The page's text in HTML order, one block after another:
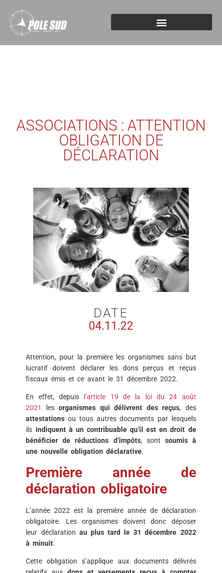
ASSOCIATIONS : ATTENTION
OBLIGATION DE
DÉCLARATION
DATE
04.11.22
Attention, pour la première les organismes sans but
lucratif doivent déclarer les dons perçus et reçus
fiscaux émis et ce avant le 31 décembre 2022.
En effet, depuis
l’article 19 de la loi du 24 août
2021
lesorganismes qui délivrent des reçus, des
attestations ou tous autres documents par lesquels
ils indiquent à un contribuable qu’il est en droit de
bénéficier de réductions d’impôts, sont soumis à
une nouvelle obligation déclarative.
Première année de
déclaration obligatoire
L’année 2022 est la première année de déclaration
obligatoire. Les organismes doivent donc déposer
leur déclaration au plus tard le 31 décembre 2022
à minuit.
Cette obligation s’applique aux documents délivrés